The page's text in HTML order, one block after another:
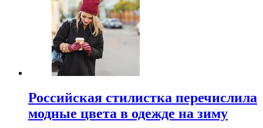
Российская стилистка перечислила
модные цвета в одежде на зиму